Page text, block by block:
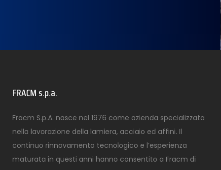
FRACM s.p.a.
Fracm S.p.A. nasce nel 1976 come azienda specializzata
nella lavorazione della lamiera, acciaio ed affini. Il
continuo rinnovamento tecnologico e l’esperienza
maturata in questi anni hanno consentito a Fracm di